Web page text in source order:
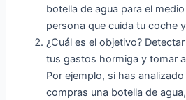
botella de agua para el
persona que cuida tu coche
¿Cuál es el objetivo?
tus gastos hormiga y tomar
Por ejemplo, si has
compras una botella de